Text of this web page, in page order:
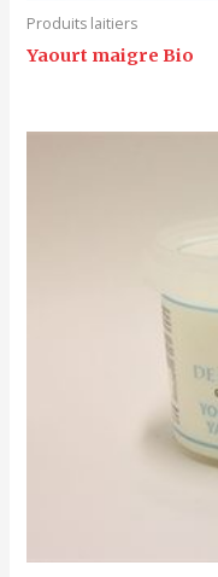
Produits laitiers
Yaourt maigre Bio